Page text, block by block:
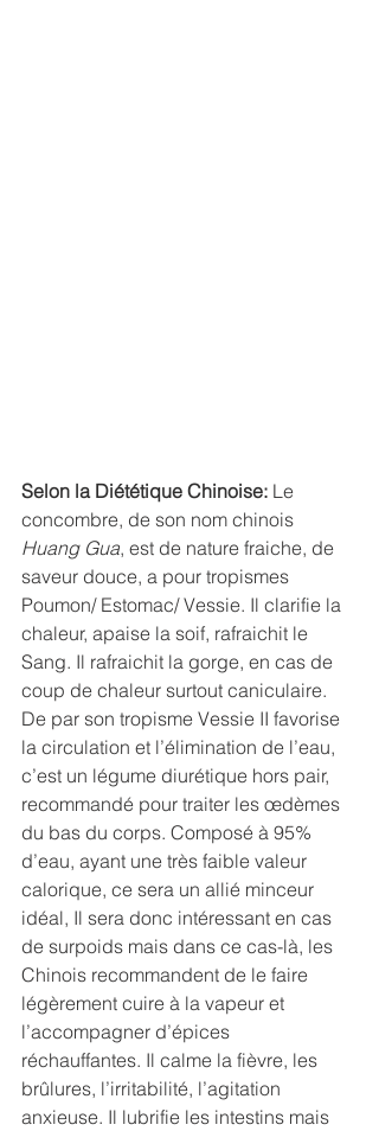
Selon la Diététique Chinoise: Le
concombre, de son nom chinois
Huang Gua, est de nature fraiche, de
saveur douce, a pour tropismes
Poumon/ Estomac/ Vessie. Il clarifie la
chaleur, apaise la soif, rafraichit le
Sang. Il rafraichit la gorge, en cas de
coup de chaleur surtout caniculaire.
De par son tropisme Vessie II favorise
la circulation et l’élimination de l’eau,
c’est un légume diurétique hors pair,
recommandé pour traiter les œdèmes
du bas du corps. Composé à 95%
d’eau, ayant une très faible valeur
calorique, ce sera un allié minceur
idéal, Il sera donc intéressant en cas
de surpoids mais dans ce cas-là, les
Chinois recommandent de le faire
légèrement cuire à la vapeur et
l’accompagner d’épices
réchauffantes. Il calme la fièvre, les
brûlures, l’irritabilité, l’agitation
anxieuse. Il lubrifie les intestins mais